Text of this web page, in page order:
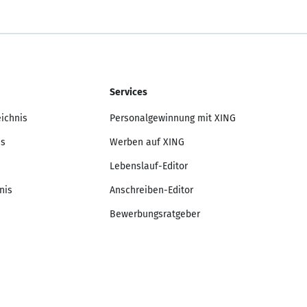
Services
Personalgewinnung mit XING
Werben auf XING
Lebenslauf-Editor
Anschreiben-Editor
Bewerbungsratgeber